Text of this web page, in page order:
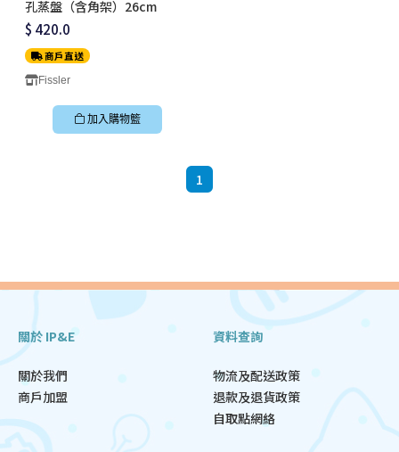
孔蒸盤（含角架）26cm
$ 420.0
商戶直送
Fissler
加入購物籃
1
關於 IP&E
關於我們
商戶加盟
資料查詢
物流及配送政策
退款及退貨政策
自取點網絡